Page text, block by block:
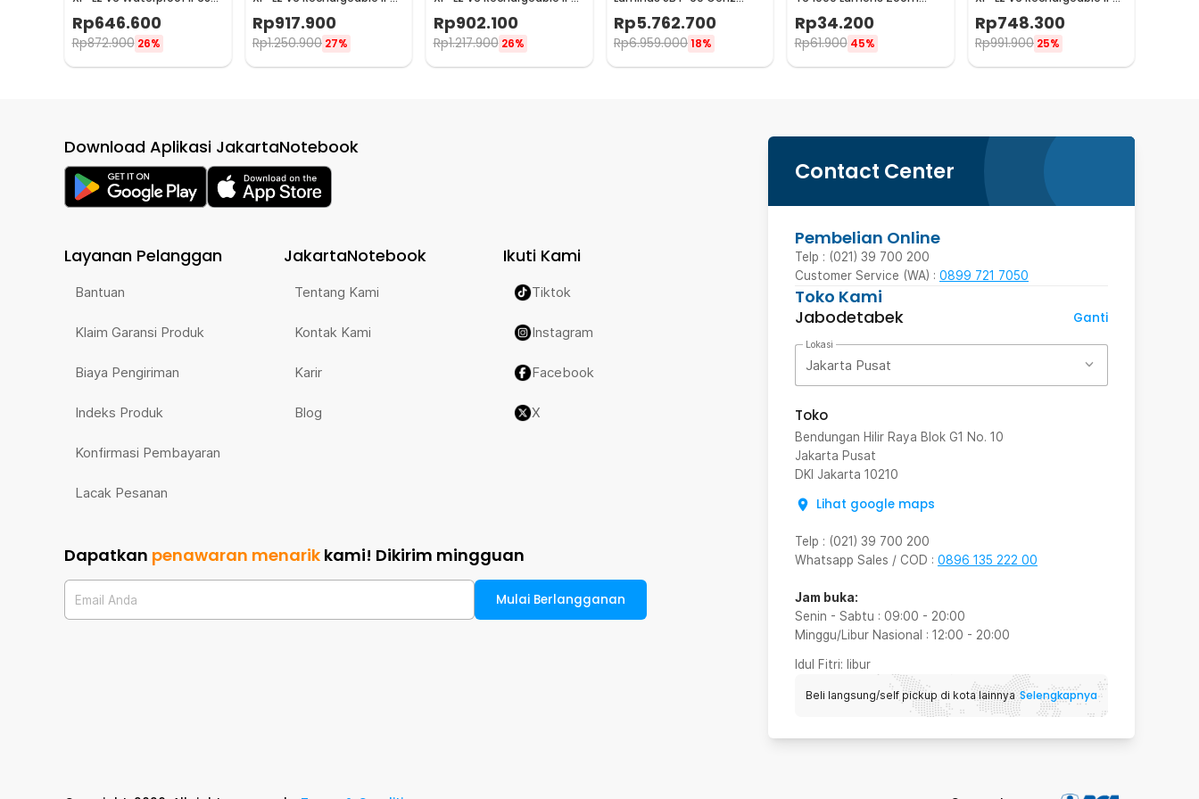
1100 Lumens - P10 V2
Rp646.600
Rp872.900 26%
1200 Lumens - MH12 V2
Rp917.900
Rp1.250.900 27%
4400 Lumens - E4K
Rp902.100
Rp1.217.900 26%
Waterproof IP68 5200
Lumens - TM39
Rp5.762.700
Rp6.959.00018%
Portable 395nm - T118
Rp34.200
Rp61.900 45%
1200 Lumens - MH10 V2
Rp748.300
Rp991.900 25%
Contact Center
Pembelian Online
Telp : (021) 39 700 200
Customer Service (WA) : 0899 721 7050
Toko Kami
Jabodetabek
Ganti
Lokasi
Jakarta Pusat
Toko
Bendungan Hilir Raya Blok G1 No. 10
Jakarta Pusat
DKI Jakarta 10210
Lihat google maps
Telp : (021) 39 700 200
Whatsapp Sales / COD : 0896 135 222 00
Jam buka:
Senin - Sabtu : 09:00 - 20:00
Minggu/Libur Nasional : 12:00 - 20:00
Idul Fitri: libur
Beli langsung/self pickup di kota lainnya Selengkapnya
Download Aplikasi JakartaNotebook
Layanan Pelanggan
Bantuan
Klaim Garansi Produk
Biaya Pengiriman
Indeks Produk
Konfirmasi Pembayaran
Lacak Pesanan
JakartaNotebook
Tentang Kami
Kontak Kami
Karir
Blog
Ikuti Kami
Tiktok
Instagram
Facebook
X
Dapatkan penawaran menarik kami! Dikirim mingguan
Email Anda Mulai Berlangganan